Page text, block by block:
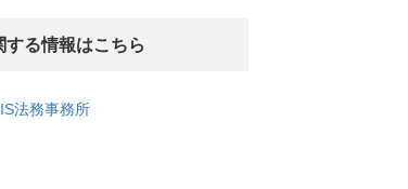
する情報はこちら
法務事務所